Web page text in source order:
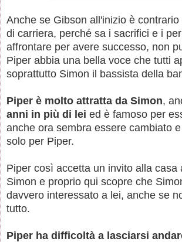
Anche se Gibson all'inizio è
di carriera, perché sa i sacrifici e i
affrontare per avere successo, non
Piper abbia una bella voce che tutti
soprattutto Simon il bassista della
Piper è molto attratta da Simon,
anni in più di lei ed è famoso per
anche ora sembra essere cambiato
solo per Piper.
Piper così accetta un invito alla casa
Simon e proprio qui scopre che
davvero interessato a lei, anche se
tutto.
Piper ha difficoltà a lasciarsi